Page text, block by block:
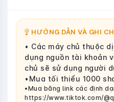
HƯỚNG DẪN VÀ GHI
• Các máy chủ thuộc
dụng nguồn tài khoản
chủ sẽ sử dụng người
•Mua tối thiểu 1000
•Mua bằng link các định
https://www.tiktok.com/